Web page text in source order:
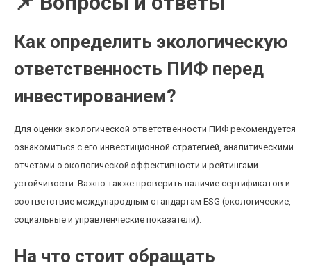
Как определить экологическую
ответственность ПИФ перед
инвестированием?
Для оценки экологической ответственности ПИФ рекомендуется
ознакомиться с его инвестиционной стратегией, аналитическими
отчетами о экологической эффективности и рейтингами
устойчивости. Важно также проверить наличие сертификатов и
соответствие международным стандартам ESG (экологические,
социальные и управленческие показатели).
На что стоит обращать